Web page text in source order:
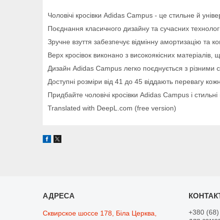
Чоловічі кросівки Adidas Campus - це стильне й
Поєднання класичного дизайну та сучасних
Зручне взуття забезпечує відмінну амортизацію та
Верх кросівок виконано з високоякісних
Дизайн Adidas Campus легко поєднується з
Доступні розміри від 41 до 45 віддають перевагу
Придбайте чоловічі кросівки Adidas Campus і
Translated with DeepL.com (free version)
Сквирское шоссе 178, Біла Церква,
+380